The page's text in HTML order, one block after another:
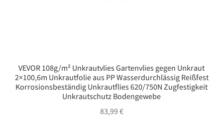
VEVOR 108g/m² Unkrautvlies Gartenvlies gegen Unkraut
2×100,6m Unkrautfolie aus PP Wasserdurchlässig Reißfest
Korrosionsbeständig Unkrautflies 620/750N Zugfestigkeit
Unkrautschutz Bodengewebe
83,99 €